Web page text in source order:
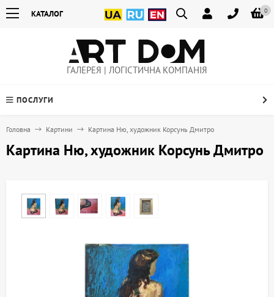
0
КАТАЛОГ
ГАЛЕРЕЯ | ЛОГІСТИЧНА КОМПАНІЯ
ПОСЛУГИ
Головна Картини Картина Ню, художник Корсунь Дмитро
Картина Ню, художник Корсунь Дмитро